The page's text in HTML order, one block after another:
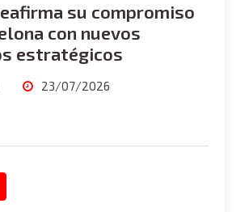
su compromiso
con nuevos
estratégicos
23/07/2026